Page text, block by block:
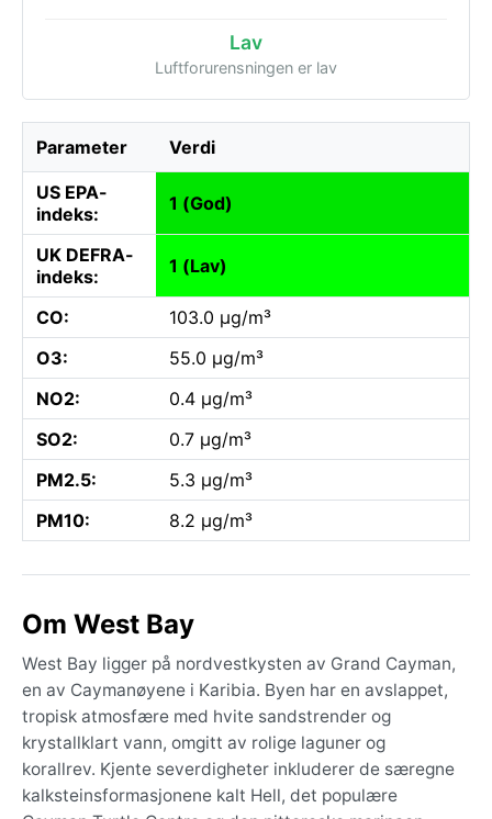
Lav
Luftforurensningen er lav
Parameter Verdi
US EPA-
indeks:
1 (God)
UK DEFRA-
indeks:
1 (Lav)
CO:
103.0 µg/m³
O3:
55.0 µg/m³
NO2:
0.4 µg/m³
SO2:
0.7 µg/m³
PM2.5:
5.3 µg/m³
PM10:
8.2 µg/m³
Om West Bay
West Bay ligger på nordvestkysten av Grand Cayman,
en av Caymanøyene i Karibia. Byen har en avslappet,
tropisk atmosfære med hvite sandstrender og
krystallklart vann, omgitt av rolige laguner og
korallrev. Kjente severdigheter inkluderer de særegne
kalksteinsformasjonene kalt Hell, det populære